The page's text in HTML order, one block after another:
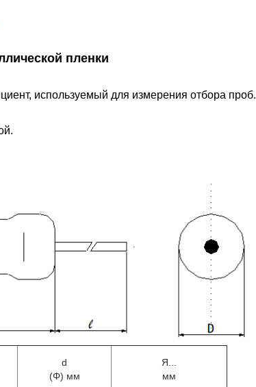
пленки
используемый для измерения отбора проб.
d
(Φ) мм
Я...
мм